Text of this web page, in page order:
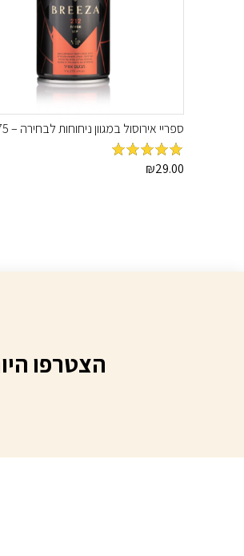
ספריי אירוסול במגוון ניחוחות לבחירה – 275 מ”ל
מדורג5
₪29.00
הצטרפו